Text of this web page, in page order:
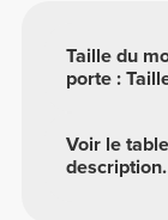
Voir le
description.
Taille du
porte :